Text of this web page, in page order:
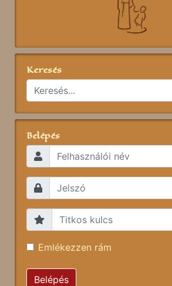
Keresés
Belépés
Emlékezzen rám
Belépés